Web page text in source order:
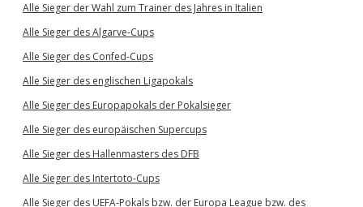
Alle Sieger der Wahl zum Trainer des Jahres in Italien
Alle Sieger des Algarve-Cups
Alle Sieger des Confed-Cups
Alle Sieger des englischen Ligapokals
Alle Sieger des Europapokals der Pokalsieger
Alle Sieger des europäischen Supercups
Alle Sieger des Hallenmasters des DFB
Alle Sieger des Intertoto-Cups
Alle Sieger des UEFA-Pokals bzw. der Europa League bzw. des